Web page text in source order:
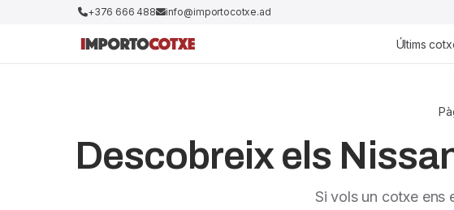
+376 666 488 info@importocotxe.ad
Últims
Descobreix els
Si vols un cotxe ens